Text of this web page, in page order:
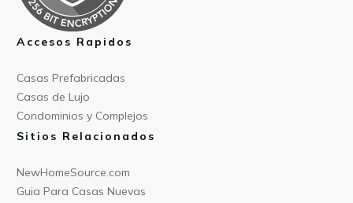
Accesos Rapidos
Casas Prefabricadas
Casas de Lujo
Condominios y Complejos
Sitios Relacionados
NewHomeSource.com
Guia Para Casas Nuevas